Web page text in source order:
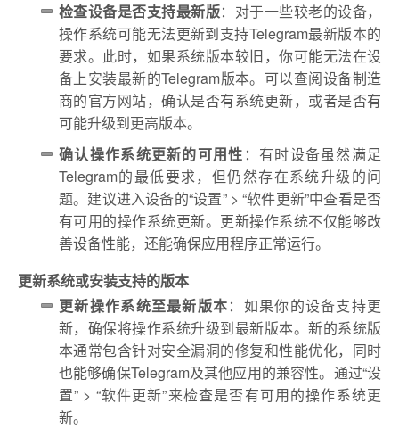
检查设备是否支持最新版：对于一些较老的设备，
操作系统可能无法更新到支持Telegram最新版本的
要求。此时，如果系统版本较旧，你可能无法在设
备上安装最新的Telegram版本。可以查阅设备制造
商的官方网站，确认是否有系统更新，或者是否有
可能升级到更高版本。
确认操作系统更新的可用性 ：有时设备虽然满足
Telegram的最低要求，但仍然存在系统升级的问
题。建议进入设备的“设置” > “软件更新”中查看是否
有可用的操作系统更新。更新操作系统不仅能够改
善设备性能，还能确保应用程序正常运行。
更新系统或安装支持的版本
更新操作系统至最新版本：如果你的设备支持更
新，确保将操作系统升级到最新版本。新的系统版
本通常包含针对安全漏洞的修复和性能优化，同时
也能够确保Telegram及其他应用的兼容性。通过“设
置” > “软件更新”来检查是否有可用的操作系统更
新。